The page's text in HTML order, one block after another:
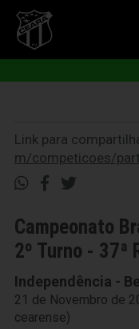
Link para
m/competicoes/
Campeonato
2º Turno - 37ª
Independência -
21 de Novembro de
cearense)